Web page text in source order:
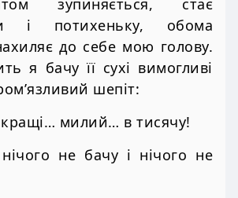
і потихеньку, обома
до себе мою голову.
я бачу її сухі вимогливі
шепіт:
милий… в тисячу!
не бачу і нічого не